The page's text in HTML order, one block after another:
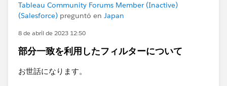
Tableau Community Forums Member (Inactive)
(Salesforce) preguntó en Japan
8 de abril de 2023 12:50
部分一致を利用したフィルターについて
お世話になります。